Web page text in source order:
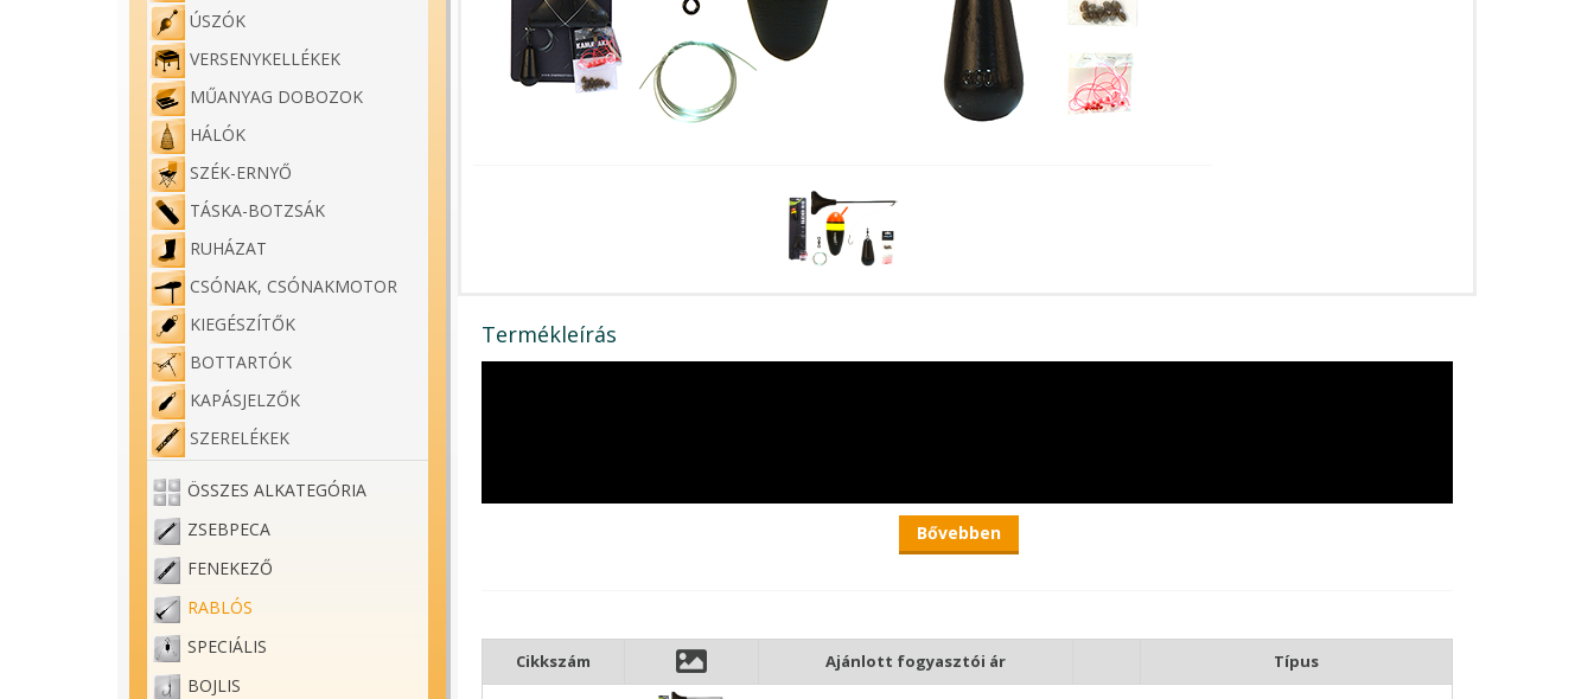
ÚSZÓK
VERSENYKELLÉKEK
MŰANYAG DOBOZOK
HÁLÓK
SZÉK-ERNYŐ
TÁSKA-BOTZSÁK
RUHÁZAT
CSÓNAK, CSÓNAKMOTOR
KIEGÉSZÍTŐK
BOTTARTÓK
KAPÁSJELZŐK
SZERELÉKEK
ÖSSZES ALKATEGÓRIA
ZSEBPECA
FENEKEZŐ
RABLÓS
SPECIÁLIS
BOJLIS
Termékleírás
Bővebben
Cikkszám Ajánlott fogyasztói ár Típus